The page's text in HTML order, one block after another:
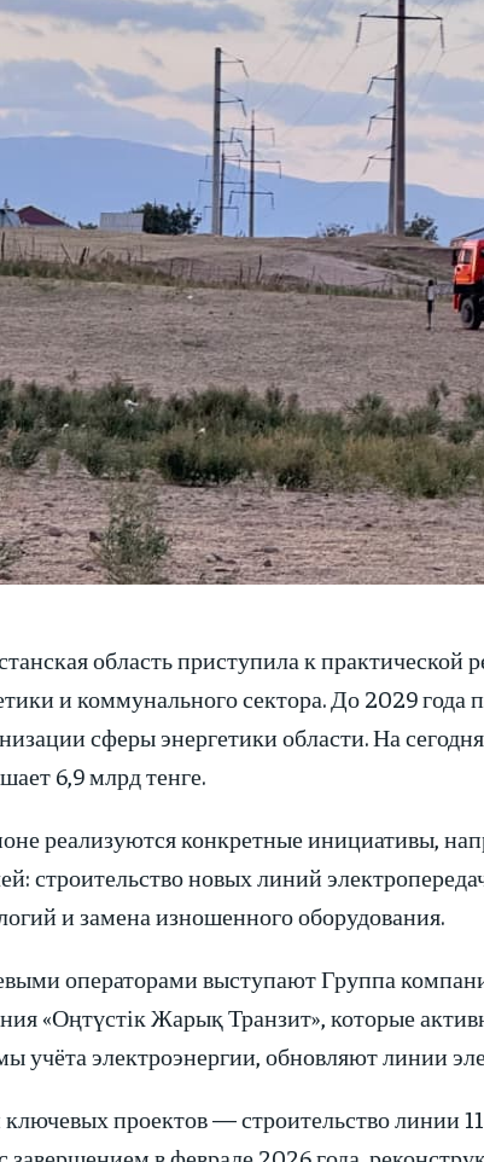
область приступила к
и коммунального сектора. До 2029
сферы энергетики области. На
6,9 млрд тенге.
реализуются конкретные инициативы,
строительство новых линий
и замена изношенного оборудования.
операторами выступают Группа
«Оңтүстік Жарық Транзит», которые
учёта электроэнергии, обновляют линии
проектов — строительство линии